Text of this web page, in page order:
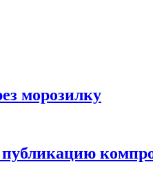
морозилку